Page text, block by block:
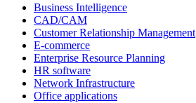
Business Intelligence
CAD/CAM
Customer Relationship Management
E-commerce
Enterprise Resource Planning
HR software
Network Infrastructure
Office applications